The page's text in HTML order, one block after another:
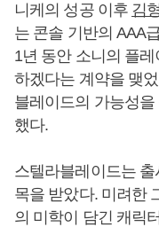
니케의 성공 이후 김
는 콘솔 기반의 AAA
1년 동안 소니의 플
하겠다는 계약을 맺
블레이드의 가능성
했다.
스텔라블레이드는
목을 받았다. 미려한
의 미학이 담긴 캐릭